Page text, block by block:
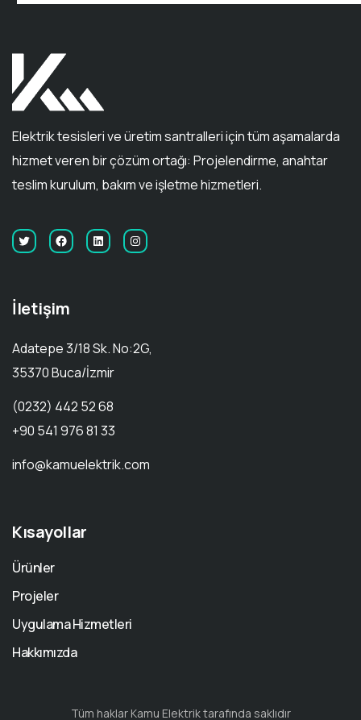
Elektrik tesisleri ve üretim santralleri için tüm aşamalarda
hizmet veren bir çözüm ortağı: Projelendirme, anahtar
teslim kurulum, bakım ve işletme hizmetleri.
İletişim
Adatepe 3/18 Sk. No:2G,
35370 Buca/İzmir
(0232) 442 52 68
+90 541 976 81 33
info@kamuelektrik.com
Kısayollar
Ürünler
Projeler
Uygulama Hizmetleri
Hakkımızda
Tüm haklar Kamu Elektrik tarafında saklıdır